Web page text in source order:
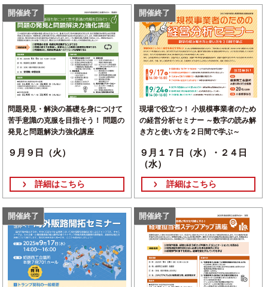
開催終了
問題発見・解決の基礎を身につけて
苦手意識の克服を目指そう！ 問題の
発見と問題解決力強化講座
９月９日（火）
詳細はこちら
開催終了
現場で役立つ！ 小規模事業者のため
の経営分析セミナー ～数字の読み解
き方と使い方を２日間で学ぶ～
９月１７日（水）・２４日
（水）
詳細はこちら
開催終了 開催終了